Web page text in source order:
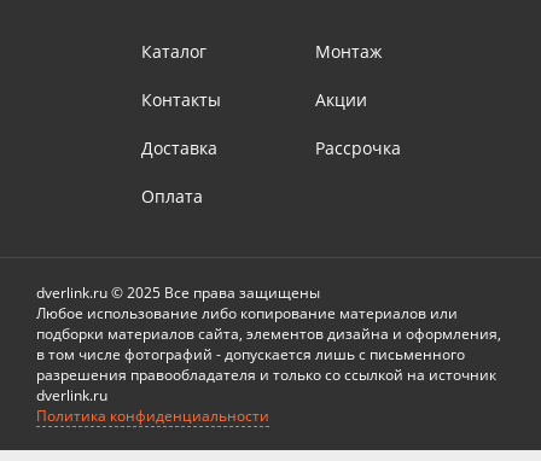
Каталог
Контакты
Доставка
Оплата
Монтаж
Акции
Рассрочка
dverlink.ru © 2025 Все права защищены
Любое использование либо копирование материалов или
подборки материалов сайта, элементов дизайна и оформления,
в том числе фотографий - допускается лишь с письменного
разрешения правообладателя и только со ссылкой на источник
dverlink.ru
Политика конфиденциальности